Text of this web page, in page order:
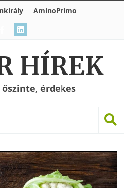
AminoPrimo
HÍREK
őszinte, érdekes